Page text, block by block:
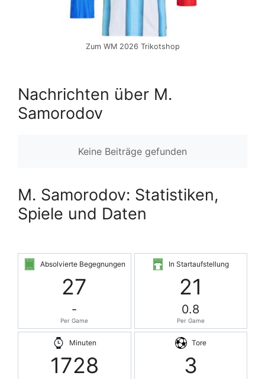
Zum WM 2026 Trikotshop
Nachrichten über M.
Samorodov
Keine Beiträge gefunden
M. Samorodov: Statistiken,
Spiele und Daten
Absolvierte Begegnungen
27
-
Per Game
In Startaufstellung
21
0.8
Per Game
Minuten
1728
Tore
3